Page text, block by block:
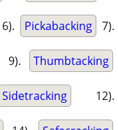
6). Pickabacking 7).
9). Thumbtacking
Sidetracking 12).